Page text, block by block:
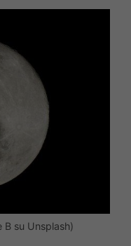
su Unsplash)